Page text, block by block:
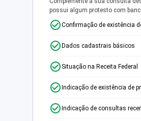
possui algum protesto com
Confirmação de existência
Dados cadastrais básicos
Situação na Receita Federal
Indicação de existência de
Indicação de consultas